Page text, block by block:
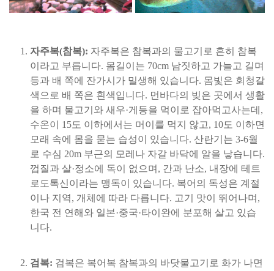
자주복(참복): 자주복은 참복과의 물고기로 흔히 참복
이라고 부릅니다. 몸길이는 70cm 남짓하고 가늘고 길며
등과 배 쪽에 잔가시가 밀생해 있습니다. 몸빛은 회청갈
색으로 배 쪽은 흰색입니다. 먼바다의 빚은 곳에서 생활
을 하며 물고기와 새우·게등을 먹이로 잡아먹고사는데,
수온이 15도 이하에서는 머이를 먹지 않고, 10도 이하면
모래 속에 몸을 묻는 습성이 있습니다. 산란기는 3-6월
로 수심 20m 부근의 모레나 자갈 바닥에 알을 낳습니다.
껍질과 살·정소에 독이 없으며, 간과 난소, 내장에 테트
로도톡신이라는 맹독이 있습니다. 복어의 독성은 계절
이나 지역, 개체에 따라 다릅니다. 고기 맛이 뛰어나며,
한국 전 연해와 일본·중국·타이완에 분포해 살고 있습
니다.
검복: 검복은 복어복 참복과의 바닷물고기로 화가 나면